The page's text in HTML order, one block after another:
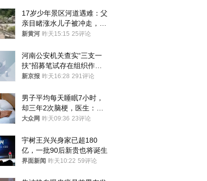
17岁少年景区河道遇难：父
亲目睹涨水儿子被冲走，当
地排除上游泄洪，家属盼厘
新黄河 昨天15:15 25评论
河南公安机关查实“三支一
扶”招募笔试存在组织作弊
犯罪行为
新京报 昨天16:28 291评论
男子平均每天睡眠7小时，
却三年2次脑梗，医生：这
样睡觉更伤身
大众网 昨天09:36 23评论
宇树王兴兴身家已超180
亿，一批90后新贵也将诞生
界面新闻 昨天10:22 59评论